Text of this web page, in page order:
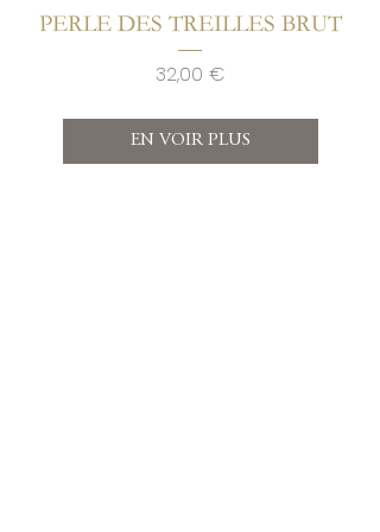
PERLE DES TREILLES BRUT
Prix
32,00 €
EN VOIR PLUS